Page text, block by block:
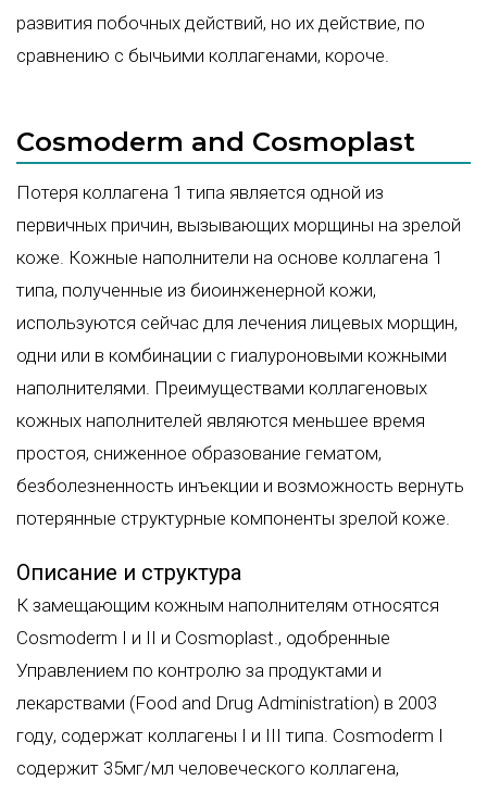
развития побочных действий, но их действие, по
сравнению с бычьими коллагенами, короче.
Cosmoderm and Cosmoplast
Потеря коллагена 1 типа является одной из
первичных причин, вызывающих морщины на зрелой
коже. Кожные наполнители на основе коллагена 1
типа, полученные из биоинженерной кожи,
используются сейчас для лечения лицевых морщин,
одни или в комбинации с гиалуроновыми кожными
наполнителями. Преимуществами коллагеновых
кожных наполнителей являются меньшее время
простоя, сниженное образование гематом,
безболезненность инъекции и возможность вернуть
потерянные структурные компоненты зрелой коже.
Описание и структура
К замещающим кожным наполнителям относятся
Cosmoderm I и II и Cosmoplast., одобренные
Управлением по контролю за продуктами и
лекарствами (Food and Drug Administration) в 2003
году, содержат коллагены I и III типа. Cosmoderm I
содержит 35мг/мл человеческого коллагена,